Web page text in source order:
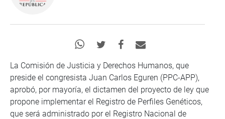
La Comisión de Justicia y Derechos Humanos, que
preside el congresista Juan Carlos Eguren (PPC-APP),
aprobó, por mayoría, el dictamen del proyecto de ley que
propone implementar el Registro de Perfiles Genéticos,
que será administrado por el Registro Nacional de